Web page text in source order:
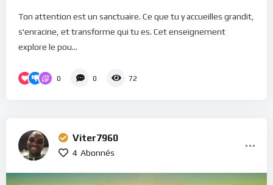
Ton attention est un sanctuaire. Ce que tu y accueilles grandit,
s'enracine, et transforme qui tu es. Cet enseignement
explore le pou...
0 0 72
Viter7960
4 Abonnés